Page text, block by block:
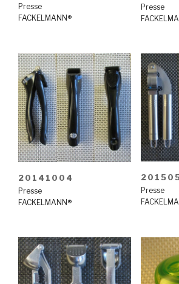
Presse
FACKELMANN®
Presse
20141004
Presse
FACKELMANN®
Presse